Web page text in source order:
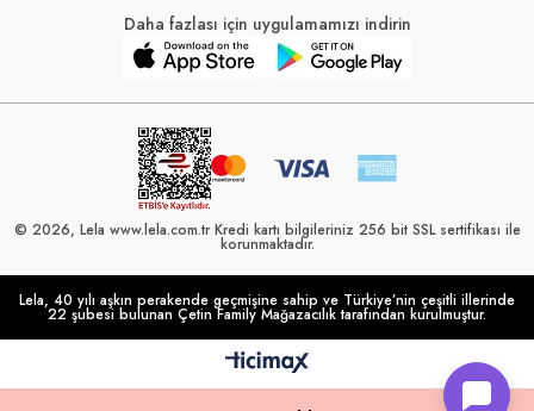
Daha fazlası için uygulamamızı indirin
© 2026, Lela www.lela.com.tr Kredi kartı bilgileriniz 256 bit SSL sertifikası ile
korunmaktadır.
Lela, 40 yılı aşkın perakende geçmişine sahip ve Türkiye’nin çeşitli illerinde
22 şubesi bulunan Çetin Family Mağazacılık tarafından kurulmuştur.